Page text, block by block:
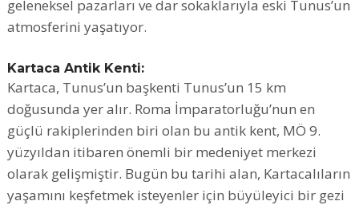
geleneksel pazarları ve dar sokaklarıyla eski Tunus’un
atmosferini yaşatıyor.
Kartaca Antik Kenti:
Kartaca, Tunus’un başkenti Tunus’un 15 km
doğusunda yer alır. Roma İmparatorluğu’nun en
güçlü rakiplerinden biri olan bu antik kent, MÖ 9.
yüzyıldan itibaren önemli bir medeniyet merkezi
olarak gelişmiştir. Bugün bu tarihi alan, Kartacalıların
yaşamını keşfetmek isteyenler için büyüleyici bir gezi